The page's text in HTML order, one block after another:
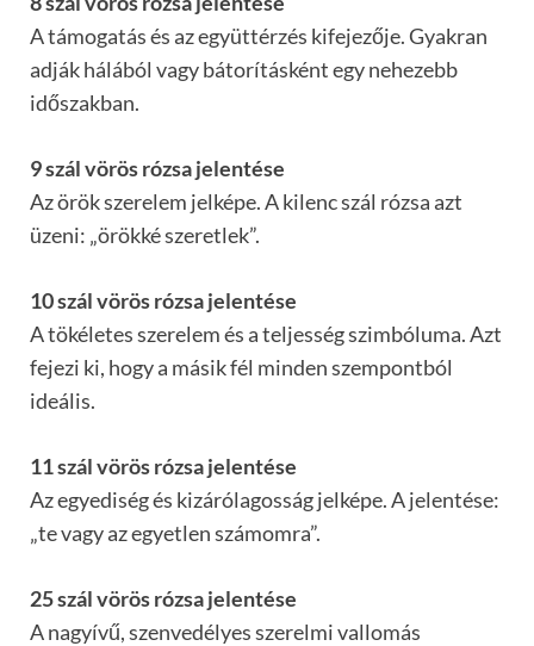
A támogatás és az együttérzés kifejezője. Gyakran
adják hálából vagy bátorításként egy nehezebb
időszakban.
9 szál vörös rózsa jelentése
Az örök szerelem jelképe. A kilenc szál rózsa azt
üzeni: „örökké szeretlek”.
10 szál vörös rózsa jelentése
A tökéletes szerelem és a teljesség szimbóluma. Azt
fejezi ki, hogy a másik fél minden szempontból
ideális.
11 szál vörös rózsa jelentése
Az egyediség és kizárólagosság jelképe. A jelentése:
„te vagy az egyetlen számomra”.
25 szál vörös rózsa jelentése
A nagyívű, szenvedélyes szerelmi vallomás